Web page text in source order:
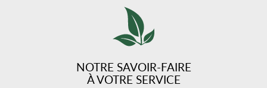
NOTRE SAVOIR-FAIRE
À VOTRE SERVICE